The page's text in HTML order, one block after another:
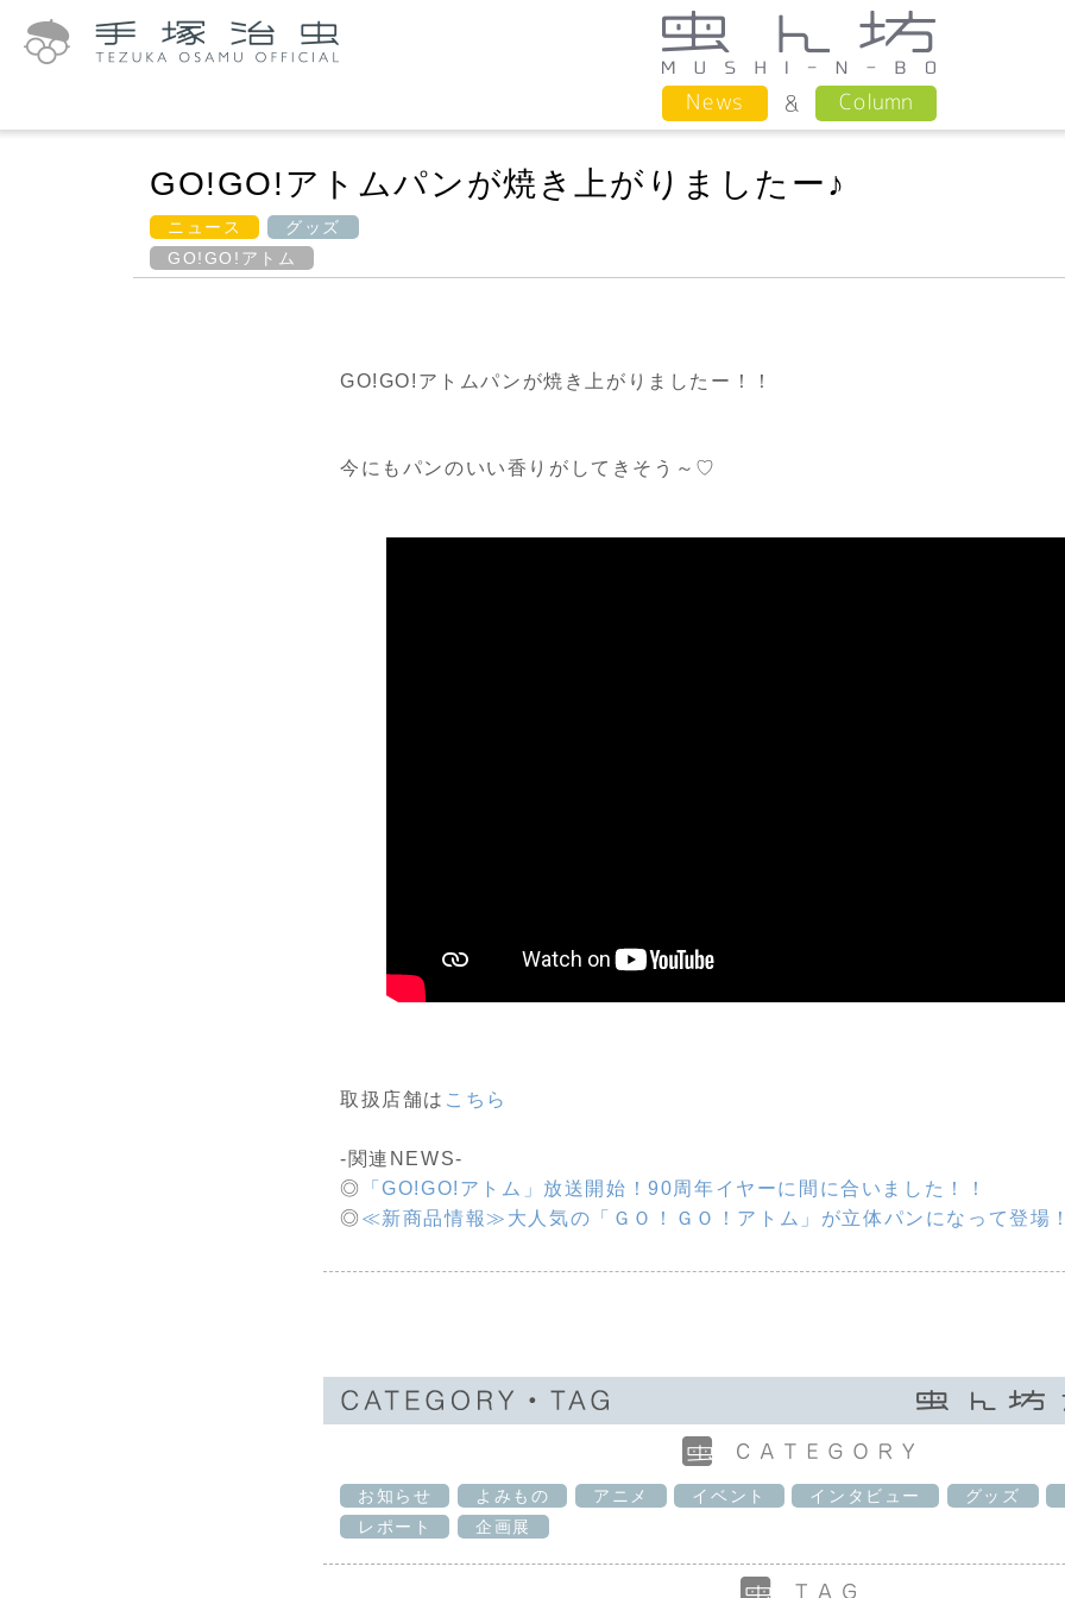
News Column
GO!GO!アトムパンが焼き上がりましたー♪
ニュース
グッズ
GO!GO!アトム
GO!GO!アトムパンが焼き上がりましたー！！
今にもパンのいい香りがしてきそう～♡
取扱店舗は こちら
-関連NEWS-
◎ 「GO!GO!アトム」放送開始！90周年イヤーに間に合いました！！
◎≪新商品情報≫大人気の「ＧＯ！ＧＯ！アトム」が立体パンになって登場
お知らせ よみもの アニメ イベント インタビュー グッズ
レポート
企画展